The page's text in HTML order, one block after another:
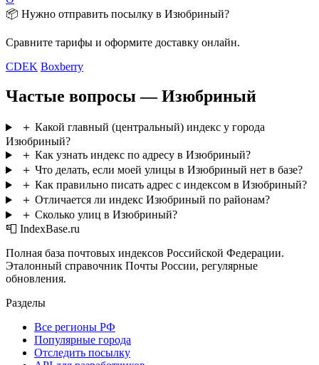
📦 Нужно отправить посылку в Изюбриный?
Сравните тарифы и оформите доставку онлайн.
CDEK Boxberry
Частые вопросы — Изюбриный
＋ Какой главный (центральный) индекс у города
Изюбриный?
＋ Как узнать индекс по адресу в Изюбриный?
＋ Что делать, если моей улицы в Изюбриный нет в базе?
＋ Как правильно писать адрес с индексом в Изюбриный?
＋ Отличается ли индекс Изюбриный по районам?
＋ Сколько улиц в Изюбриный?
📮 IndexBase.ru
Полная база почтовых индексов Российской Федерации.
Эталонный справочник Почты России, регулярные
обновления.
Разделы
Все регионы РФ
Популярные города
Отследить посылку